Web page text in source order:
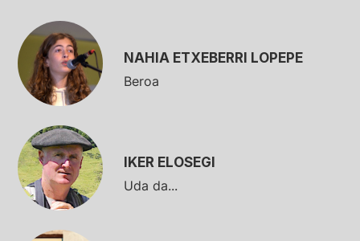
NAHIA ETXEBERRI LOPEPE
Beroa
IKER ELOSEGI
Uda da...